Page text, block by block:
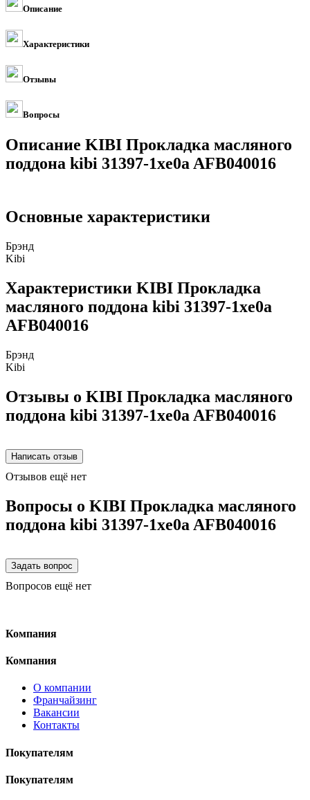
Описание
Характеристики
Отзывы
Вопросы
Описание KIBI Прокладка масляного
поддона kibi 31397-1xe0a AFB040016
Основные характеристики
Брэнд
Kibi
Характеристики KIBI Прокладка
масляного поддона kibi 31397-1xe0a
AFB040016
Брэнд
Kibi
Отзывы о KIBI Прокладка масляного
поддона kibi 31397-1xe0a AFB040016
Отзывов ещё нет
Вопросы о KIBI Прокладка масляного
поддона kibi 31397-1xe0a AFB040016
Вопросов ещё нет
Компания
Компания
О компании
Франчайзинг
Вакансии
Контакты
Покупателям
Покупателям